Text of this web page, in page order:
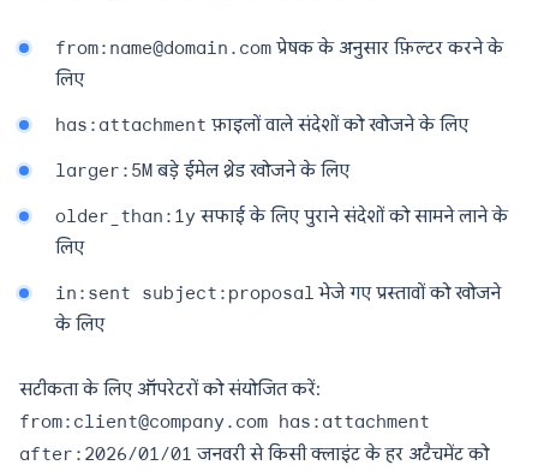
from:name@domain.com प्रेषक के अनुसार फ़िल्टर करने के
लिए
has:attachment फ़ाइलों वाले संदेशों को खोजने के लिए
larger:5M बड़े ईमेल थ्रेड खोजने के लिए
older_than:1yसफाई के लिए पुराने संदेशों को सामने लाने के
लिए
in:sent subject:proposal भेजे गए प्रस्तावों को खोजने
के लिए
सटीकता के लिए ऑपरेटरों को संयोजित करें:
from:client@company.com has:attachment
after:2026/01/01 जनवरी से किसी क्लाइंट के हर अटैचमेंट को